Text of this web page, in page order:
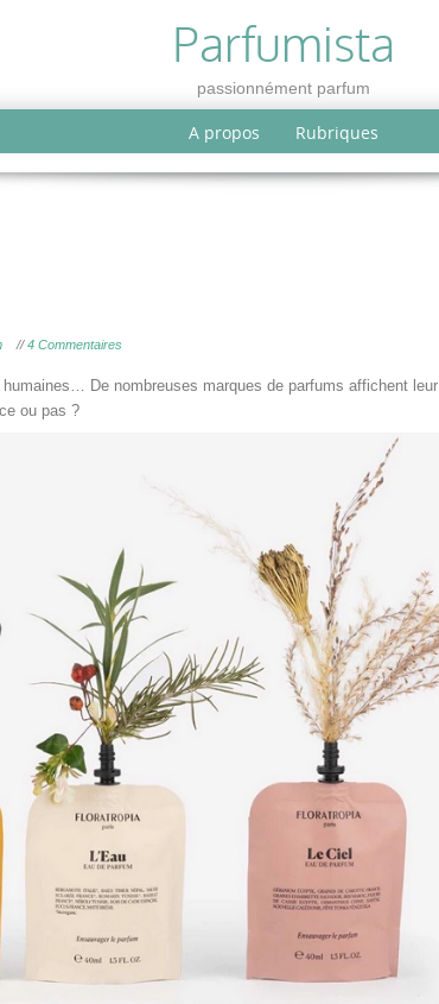
Parfumista
passionnément parfum
A propos Rubriques
//4 Commentaires
De nombreuses marques de parfums affichent leur
ou pas ?